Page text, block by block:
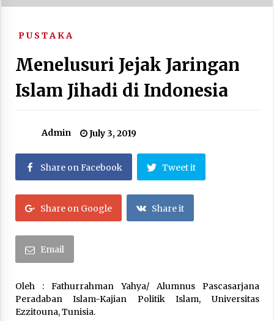
KTT Trilateral : Pemimpim Arab Saudi,
August 7, 2026
Untuk Menjadi Politisi
Setelah Zohran Mamdani, Kini Abdul El-Sayed
August 7, 2026
Jelang Armuzna, Kemenhaj Fokus Layani
Jemaah di Makkah
May 17, 2026
P U S T A K A
Menelusuri Jejak Jaringan
Islam Jihadi di Indonesia
Admin July 3, 2019
Share on Facebook Tweet it
Share on Google Share it
Email
Oleh : Fathurrahman Yahya/ Alumnus Pascasarjana
Peradaban Islam-Kajian Politik Islam, Universitas
Ezzitouna, Tunisia.